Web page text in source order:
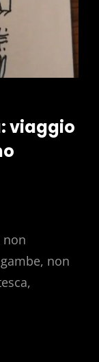
viaggio
non
non